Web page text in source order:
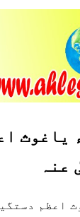
ياغوث
عنہ
اعظم